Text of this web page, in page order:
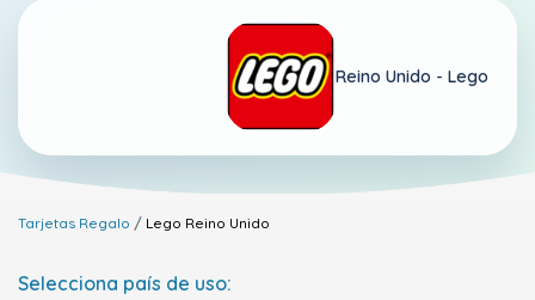
Reino Unido - Lego
Tarjetas Regalo Lego Reino Unido
Selecciona país de uso: